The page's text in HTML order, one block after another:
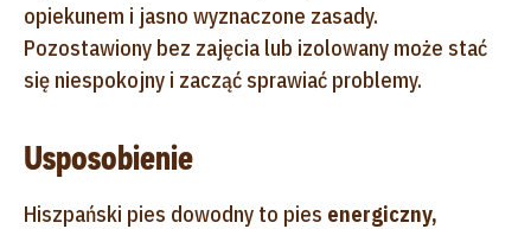
opiekunem i jasno wyznaczone zasady.
Pozostawiony bez zajęcia lub izolowany może stać
się niespokojny i zacząć sprawiać problemy.
Usposobienie
Hiszpański pies dowodny to pies energiczny,